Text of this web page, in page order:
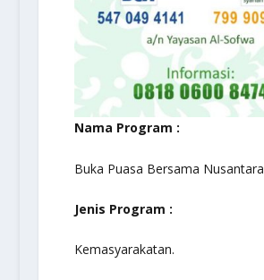
Nama Program :
Buka Puasa Bersama Nusantara
Jenis Program :
Kemasyarakatan.